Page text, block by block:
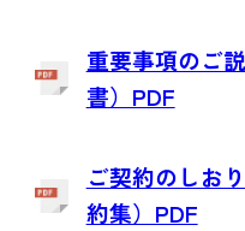
重要事項のご
書）PDF
ご契約のしお
約集）PDF